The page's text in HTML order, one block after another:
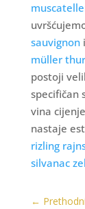
sauvignoni
müller
postoji
specifičan
vina
nastaje
rizling
silvanac
←